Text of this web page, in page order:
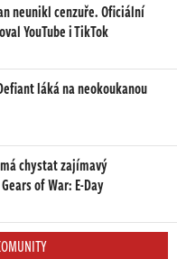
neunikl cenzuře. Oficiální
YouTube i TikTok
láká na neokoukanou
chystat zajímavý
of War: E-Day